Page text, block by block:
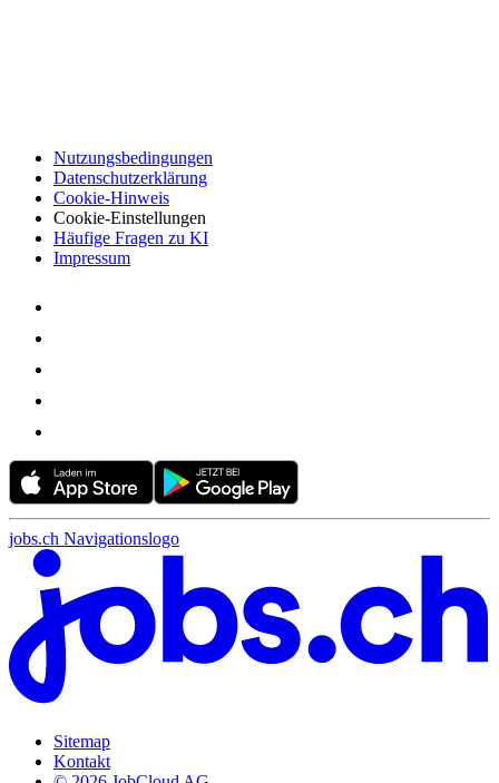
Nutzungsbedingungen
Datenschutzerklärung
Cookie-Hinweis
Cookie-Einstellungen
Häufige Fragen zu KI
Impressum
jobs.ch Navigationslogo
Sitemap
Kontakt